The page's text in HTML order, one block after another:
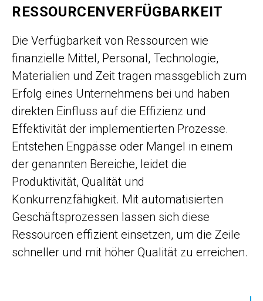
RESSOURCENVERFÜGBARKEIT
Die Verfügbarkeit von Ressourcen wie
finanzielle Mittel, Personal, Technologie,
Materialien und Zeit tragen massgeblich zum
Erfolg eines Unternehmens bei und haben
direkten Einfluss auf die Effizienz und
Effektivität der implementierten Prozesse.
Entstehen Engpässe oder Mängel in einem
der genannten Bereiche, leidet die
Produktivität, Qualität und
Konkurrenzfähigkeit. Mit automatisierten
Geschäftsprozessen lassen sich diese
Ressourcen effizient einsetzen, um die Zeile
schneller und mit höher Qualität zu erreichen.